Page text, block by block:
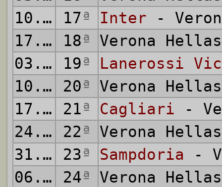
10.02.1974
17ª Inter -
17.02.1974
18ª
Verona
03.03.1974
19ª
Lanerossi
10.03.1974
20ª
Verona
17.03.1974
21ª Cagliari -
24.03.1974
22ª
Verona
31.03.1974
23ª Sampdoria -
06.04.1974
24ª
Verona